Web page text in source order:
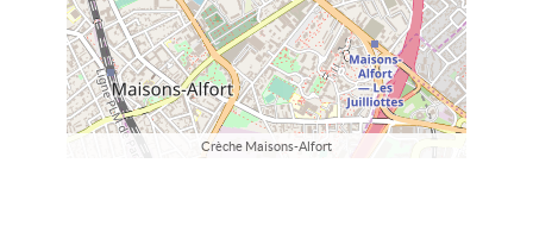
Crèche Maisons-Alfort